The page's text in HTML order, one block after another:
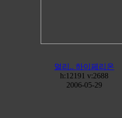
멀리.. 하이페리온
h:12191 v:2688
2006-05-29